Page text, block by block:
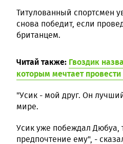
Титулованный спортсмен
снова победит, если
британцем.
Читай также: Гвоздик
которым мечтает
"Усик - мой друг. Он
мире.
Усик уже побеждал Дюбуа,
предпочтение ему", -